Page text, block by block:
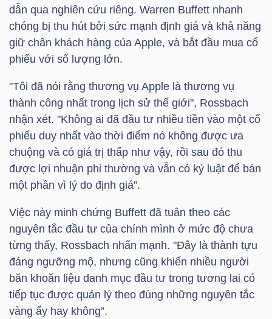
dẫn qua nghiên cứu riêng. Warren Buffett nhanh
chóng bị thu hút bởi sức mạnh định giá và khả năng
giữ chân khách hàng của Apple, và bắt đầu mua cổ
phiếu với số lượng lớn.
"Tôi đã nói rằng thương vụ Apple là thương vụ
thành công nhất trong lịch sử thế giới", Rossbach
nhận xét. "Không ai đã đầu tư nhiều tiền vào một cổ
phiếu duy nhất vào thời điểm nó không được ưa
chuộng và có giá trị thấp như vậy, rồi sau đó thu
được lợi nhuận phi thường và vẫn có kỷ luật để bán
một phần vì lý do định giá”.
Việc này minh chứng Buffett đã tuân theo các
nguyên tắc đầu tư của chính mình ở mức độ chưa
từng thấy, Rossbach nhấn mạnh. "Đây là thành tựu
đáng ngưỡng mộ, nhưng cũng khiến nhiều người
băn khoăn liệu danh mục đầu tư trong tương lai có
tiếp tục được quản lý theo đúng những nguyên tắc
vàng ấy hay không”.
CHÍNH
CÔNG
NGHỆ
THÔNG
TIN
DỊCH
VỤ
TRUYỀN
THÔNG